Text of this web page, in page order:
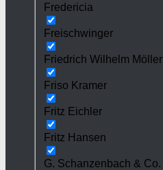
Fredericia
Freischwinger
Friedrich Wilhelm Möller
Friso Kramer
Fritz Eichler
Fritz Hansen
G. Schanzenbach & Co.